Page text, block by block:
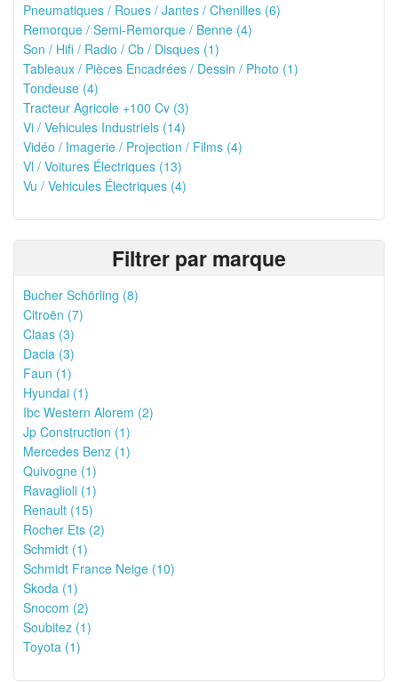
Pneumatiques / Roues / Jantes / Chenilles (6)
Remorque / Semi-Remorque / Benne (4)
Son / Hifi / Radio / Cb / Disques (1)
Tableaux / Pièces Encadrées / Dessin / Photo (1)
Tondeuse (4)
Tracteur Agricole +100 Cv (3)
Vi / Vehicules Industriels (14)
Vidéo / Imagerie / Projection / Films (4)
Vl / Voitures Électriques (13)
Vu / Vehicules Électriques (4)
Filtrer par marque
Bucher Schörling (8)
Citroën (7)
Claas (3)
Dacia (3)
Faun (1)
Hyundai (1)
Ibc Western Alorem (2)
Jp Construction (1)
Mercedes Benz (1)
Quivogne (1)
Ravaglioli (1)
Renault (15)
Rocher Ets (2)
Schmidt (1)
Schmidt France Neige (10)
Skoda (1)
Snocom (2)
Soubitez (1)
Toyota (1)